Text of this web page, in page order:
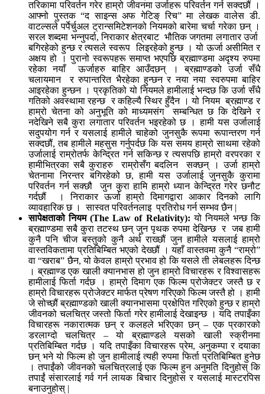
तरिकामा परिवर्तन गरेर हाम्रो जीवनमा उर्जाहरू परिवर्तन गर्न सक्दछौं ।
आफ्नो पुस्तक “द साइन्स अफ गेटिङ् रिच” मा लेखक वालेस डी.
वाटल्सले पर्पेर्चुअल ट्रान्समिटेशनको नियमको बारेमा चर्चा गरेका छन् ।
सरल शब्दमा भन्नुपर्दा, निराकार क्षेत्रबाट भौतिक जगतमा लगातार उर्जा
बगिरहेको हुन्छ र त्यसले स्वरूप लिइरहेको हुन्छ । यो ऊर्जा असीमित र
अक्षय हो । पुरानो स्वरूपहरू समाप्त भएपछि ब्रह्माण्डमा अदृश्य रुपमा
रहेका नयाँ ऊर्जाहरु बाहिर आउँदछन् । ब्रह्माण्डको उर्जा सँधै
चलायमान र रुपान्तरित भैरहेका हुन्छन र नया नया स्वरुपमा बाहिर
आइरहेका हुन्छन । प्रकृतिको यो नियमले हामीलाई भन्दछ कि उर्जा सँधै
गतिको अवस्थामा रहन्छ र कहिल्यै स्थिर हुँदैन । यो नियम ब्रह्माण्ड र
हाम्रो चेतना को अनुभूति को माध्यमसंग सम्बन्धित छ कि देखिने र
नदेखिने सबै कुरा लगातार परिवर्तन भइरहेको छ । हामी यस उर्जालाई
सदुपयोग गर्न र यसलाई हामीले चाहेको जुनसुकै रूपमा रूपान्तरण गर्न
सक्दछौं, तब हामीले महसुस गर्नुपर्दछ कि यस समय हाम्रो साथमा रहेको
उर्जालाई राम्रोतर्फ केन्द्रित गर्न सकिन्छ र त्यसपछि हाम्रो वरपरका र
हामीभित्रका सबै कुराहरु राम्रोसँग बदलिन सक्छन् । उर्जा हाम्रो
चेतनामा निरन्तर बगिरहेको छ, हामी यस उर्जालाई जुनसुकै कुरामा
परिवर्तन गर्न सक्छौ जुन कुरा हामि हाम्रो ध्यान केन्द्रित गरेर छनौट
गर्दछौं । निराकार ऊर्जा हाम्रो दिमागद्वारा आकार दिनको लागि
व्यावहारिक छ । सास्वत परिवर्तनलाइ प्रतिरोध गर्न सम्भव छैन |
सापेक्षताको नियम (The Law of Relativity): यो नियमले भन्छ कि
ब्रह्माण्डमा सबै कुरा तटस्थ छन् जुन पृथक रुपमा देखिन्छ र जब हामी
कुनै पनि चीज बस्तुको कुनै अर्थ राख्छौं जुन हामीले यसलाई हाम्रो
वास्तविकतामा प्रतिबिम्बित भएको देख्छौं । यहाँ वास्तवमा कुनै “राम्रो”
वा “खराब” छैन, यो केवल हाम्रो प्रभाव हो कि यसले ती लेबलहरू दिन्छ
। ब्रह्माण्ड एक खाली क्यानभास हो जुन हाम्रो विचारहरू र विश्वासहरू
हामीलाई फिर्ता गर्दछ । हाम्रो दिमाग एक फिल्म प्रोजेक्टर जस्तै छ र
हाम्रो विचारहरू प्रोजेक्टर मार्फत प्रेषण गरिएको फिल्म जस्तै हो । हामी
जे सोच्छौं ब्रह्माण्डको खाली क्यानभासमा प्रक्षेपित गरिएको हुन्छ र हाम्रो
जीवनको चलचित्र जस्तो फिर्ता गरेर हामीलाई देखाइन्छ । यदि तपाइँका
विचारहरू नकारात्मक छन् र कलहले भरिएका छन् – एक प्रकारको
डरलाग्दो चलचित्र – यो ब्रह्माण्डले यसको खाली स्क्रीनमा
प्रतिबिम्बित गर्दछ । यदि तपाइँका विचारहरू प्रेम, अनुकम्पा र दयाका
छन् भने यो फिल्म हो जुन हामीलाई त्यही रुपमा फिर्ता प्रतिबिम्बित हुनेछ
। तपाईंको जीवनको चलचित्रलाई एक फिल्म हुन अनुमति दिनुहोस् कि
तपाईं संसारलाई गर्व गर्न लायक बिचार दिनुहोस र यसलाई मास्टरपिस
बनाउनुहोस् |